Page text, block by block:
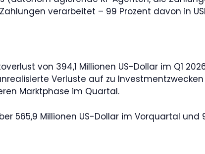
verarbeitet – 99 Prozent davon in
von 394,1 Millionen US-Dollar im Q1
Verluste auf zu
Marktphase im Quartal.
565,9 Millionen US-Dollar im Vorquartal und